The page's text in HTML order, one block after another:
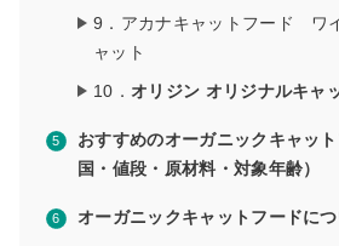
9．アカナキャットフード ワ
ャット
10． オリジン オリジナルキャ
おすすめのオーガニックキャッ
国・値段・原材料・対象年齢）
オーガニックキャットフードに